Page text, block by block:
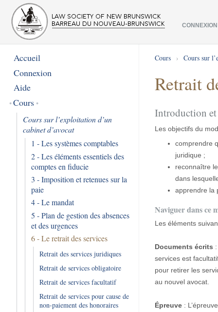
CONNEXION
Accueil
Connexion
Aide
Cours
Cours sur l’exploitation d’un
cabinet d’avocat
1 - Les systèmes comptables
2 - Les éléments essentiels des
comptes en fiducie
3 - Imposition et retenues sur la
paie
4 - Le mandat
5 - Plan de gestion des absences
et des urgences
6 - Le retrait des services
Retrait des services juridiques
Retrait de services obligatoire
Retrait de services facultatif
Retrait de services pour cause de
non-paiement des honoraires
Cours › Cours sur
Retrait
Introduction
Les objectifs du
comprendre
juridique ;
reconnaître
dans
apprendre la
Naviguer dans ce
Les éléments
Documents écrits
services est
pour retirer les
au nouvel avocat.
Épreuve: